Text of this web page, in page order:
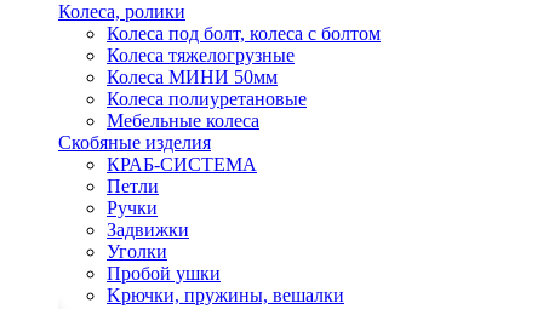
Колеса, ролики
Колеса под болт, колеса с болтом
Колеса тяжелогрузные
Колеса МИНИ 50мм
Колеса полиуретановые
Мебельные колеса
Скобяные изделия
КРАБ-СИСТЕМА
Петли
Ручки
Задвижки
Уголки
Пробой ушки
Kрючки, пружины, вешалки